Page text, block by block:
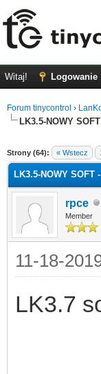
Witaj! Logowanie
Forum tinycontrol ›
LK3.5-NOWY
Strony (64): « Wstecz
LK3.5-NOWY SOFT
rpce
Member
11-18-
LK3.7